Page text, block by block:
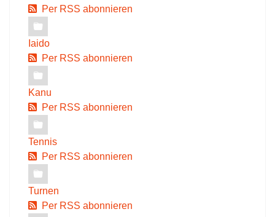
Per RSS abonnieren
Iaido
Per RSS abonnieren
Kanu
Per RSS abonnieren
Tennis
Per RSS abonnieren
Turnen
Per RSS abonnieren